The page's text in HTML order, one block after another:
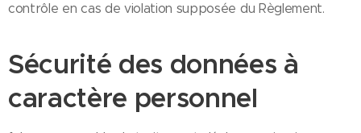
contrôle en cas de violation supposée du Règlement.
Sécurité des données à
caractère personnel